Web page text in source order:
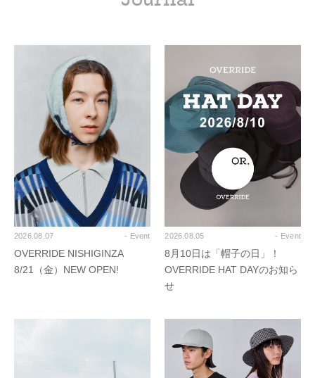
2026.08.07 - Event
OVERRIDE NISHIGINZA
8/21（金）NEW OPEN!
2026.08.05 - Event
8月10日は「帽子の日」！
OVERRIDE HAT DAYのお知ら
せ